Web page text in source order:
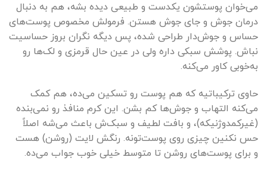
می‌خوان پوستشون یکدست و طبیعی دیده بشه، هم به دنبال
درمان جوش و جای جوش هستن. فرمولش مخصوص پوست‌های
حساس و جوش‌دار طراحی شده، پس دیگه نگران بروز حساسیت
نباش. پوشش سبکی داره ولی در عین حال قرمزی و لک‌ها رو
به‌خوبی کاور می‌کنه.
حاوی ترکیباتیه که هم پوست رو تسکین می‌ده، هم کمک
می‌کنه التهاب و جوش‌ها کم بشن. این کرم منافذ رو نمی‌بنده
(غیرکمدوژنیکه)، و بافت لطیف و سبک‌ش باعث می‌شه اصلاً
حس نکنین چیزی روی پوست‌تونه. رنگش لایت (روشن) هست
و برای پوست‌های روشن تا متوسط خیلی خوب جواب می‌ده.